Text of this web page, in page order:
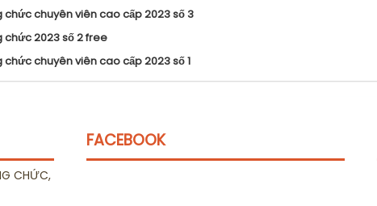
chuyên viên cao cấp 2023 số 3
chức 2023 số 2 free
chuyên viên cao cấp 2023 số 1
CHỨC,
FACEBOOK